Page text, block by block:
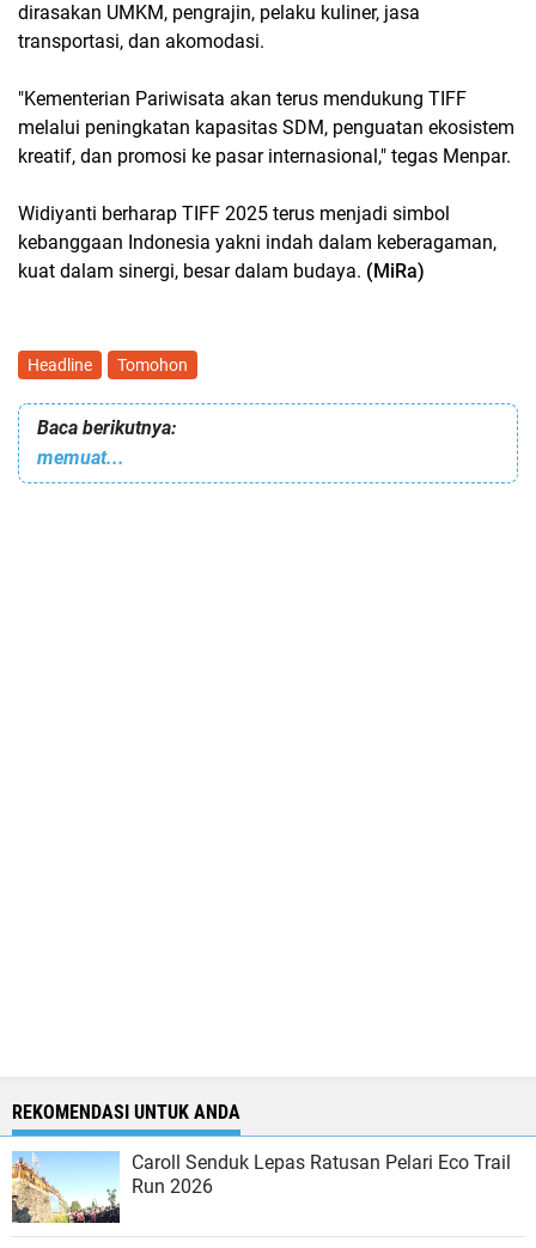
dirasakan UMKM, pengrajin, pelaku kuliner, jasa
transportasi, dan akomodasi.
"Kementerian Pariwisata akan terus mendukung TIFF
melalui peningkatan kapasitas SDM, penguatan ekosistem
kreatif, dan promosi ke pasar internasional," tegas Menpar.
Widiyanti berharap TIFF 2025 terus menjadi simbol
kebanggaan Indonesia yakni indah dalam keberagaman,
kuat dalam sinergi, besar dalam budaya. (MiRa)
Headline Tomohon
Baca berikutnya:
memuat...
REKOMENDASI UNTUK ANDA
Caroll Senduk Lepas Ratusan Pelari Eco Trail
Run 2026